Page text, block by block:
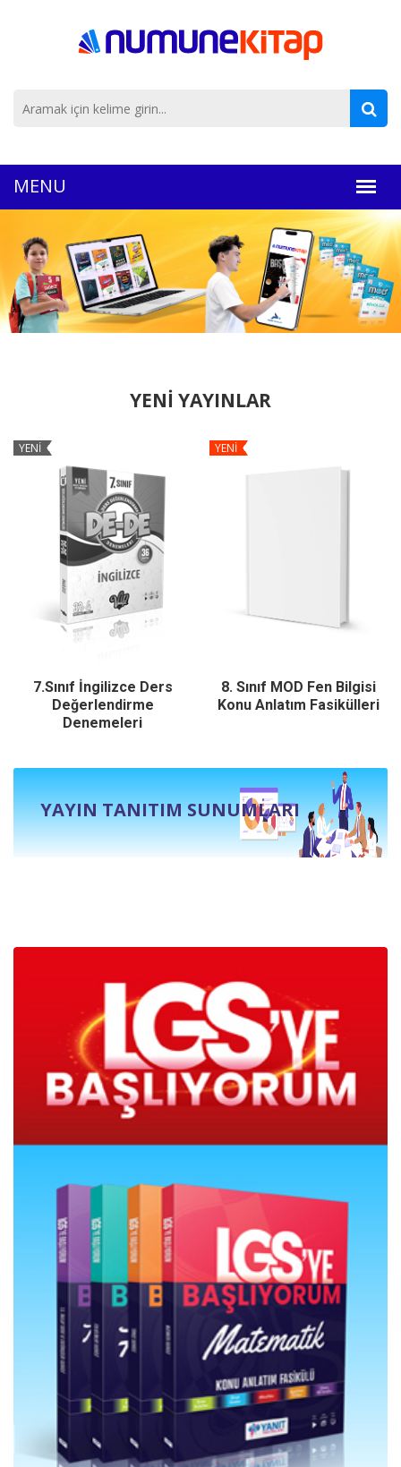
YENİ YAYINLAR
YENİ
7.Sınıf İngilizce Ders
Değerlendirme
Denemeleri
YENİ
8. Sınıf MOD Fen Bilgisi
Konu Anlatım Fasikülleri
YAYIN TANITIM SUNUMLARI